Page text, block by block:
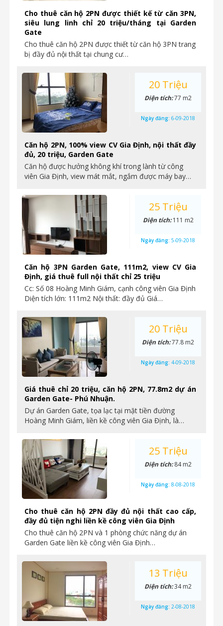
Cho thuê căn hộ 2PN được thiết kế từ căn 3PN,
siêu lung linh chỉ 20 triệu/tháng tại Garden
Gate
Cho thuê căn hộ 2PN được thiết từ căn hộ 3PN trang
bị đầy đủ nội thất tại chung cư…
Căn hộ 2PN, 100% view CV Gia Định, nội thất đầy
đủ, 20 triệu, Garden Gate
Căn hộ được hưởng không khí trong lành từ công
viên Gia Định, view mát mắt, ngắm được máy bay…
20 Triệu
Diện tích:77 m2
Ngày đăng: 6-09-2018
Căn hộ 3PN Garden Gate, 111m2, view CV Gia
Định, giá thuê full nội thất chỉ 25 triệu
Cc: Số 08 Hoàng Minh Giám, cạnh công viên Gia Định
Diện tích lớn: 111m2 Nội thất: đầy đủ Giá…
25 Triệu
Diện tích:111 m2
Ngày đăng: 5-09-2018
Giá thuê chỉ 20 triệu, căn hộ 2PN, 77.8m2 dự án
Garden Gate- Phú Nhuận.
Dự án Garden Gate, tọa lạc tại mặt tiền đường
Hoàng Minh Giám, liền kề công viên Gia Định, là…
20 Triệu
Diện tích:77.8 m2
Ngày đăng: 4-09-2018
Cho thuê căn hộ 2PN đầy đủ nội thất cao cấp,
đầy đủ tiện nghi liền kề công viên Gia Định
Cho thuê căn hộ 2PN và 1 phòng chức năng dự án
Garden Gate liền kề công viên Gia Định…
25 Triệu
Diện tích:84 m2
Ngày đăng: 8-08-2018
13 Triệu
Diện tích:34 m2
Ngày đăng: 2-08-2018